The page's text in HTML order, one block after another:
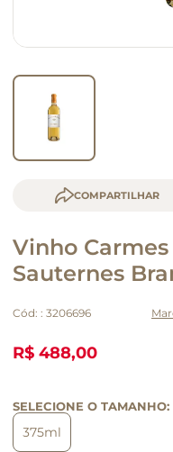
COMPARTILHAR
Vinho
Sauternes
Cód: : 3206696
R$ 488,00
SELECIONE O TAMANHO:
375ml